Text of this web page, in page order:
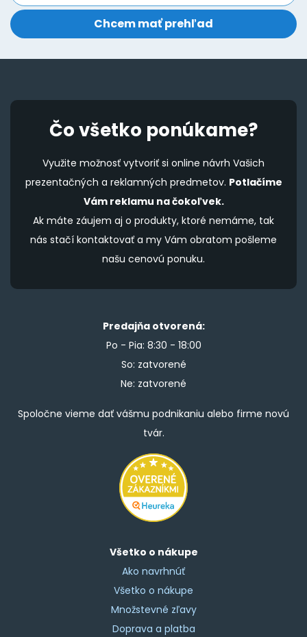
Čo všetko ponúkame?
Využite možnosť vytvoriť si online návrh Vašich
prezentačných a reklamných predmetov. Potlačíme
Vám reklamu na čokoľvek.
Ak máte záujem aj o produkty, ktoré nemáme, tak
nás stačí kontaktovať a my Vám obratom pošleme
našu cenovú ponuku.
Predajňa otvorená:
Po - Pia: 8:30 - 18:00
So: zatvorené
Ne: zatvorené
Spoločne vieme dať vášmu podnikaniu alebo firme novú
tvár.
Všetko o nákupe
Ako navrhnúť
Všetko o nákupe
Množstevné zľavy
Doprava a platba